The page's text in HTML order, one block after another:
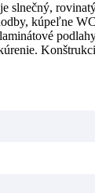
kúpeľne